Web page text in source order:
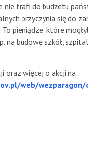
nie trafi do budżetu
przyczynia się do
To pieniądze, które
na budowę szkół,
oraz więcej o akcji na:
web/wezparagon/